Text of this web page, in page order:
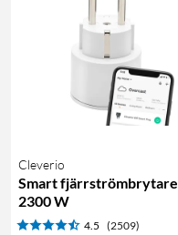
Cleverio
Smart fjärrströmbrytare
2300 W
4.5 (2509)